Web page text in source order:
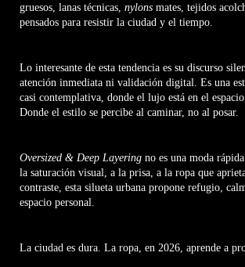
gruesos, lanas técnicas, nylons mates, tejidos
pensados para resistir la ciudad y el tiempo.
Lo interesante de esta tendencia es su discurso
atención inmediata ni validación digital. Es una
casi contemplativa, donde el lujo está en el
Donde el estilo se percibe al caminar, no al posar.
Oversized & Deep Layering no es una moda
la saturación visual, a la prisa, a la ropa que
contraste, esta silueta urbana propone refugio,
espacio personal.
La ciudad es dura. La ropa, en 2026, aprende a